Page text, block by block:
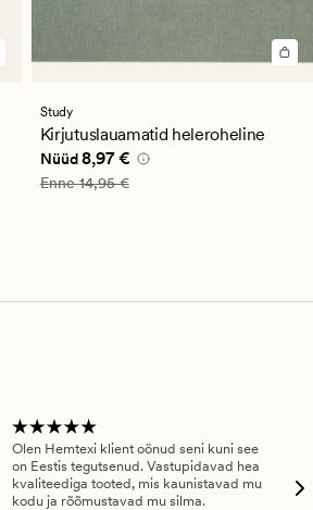
Study
Kirjutuslauamatid heleroheline
Nåværende pris_ee
Nüüd 8,97 €
Vanlig pris_ee
Enne14,95 €
Olen Hemtexi klient oönud seni kuni see
on Eestis tegutsenud. Vastupidavad hea
kvaliteediga tooted, mis kaunistavad mu
kodu ja rõõmustavad mu silma.